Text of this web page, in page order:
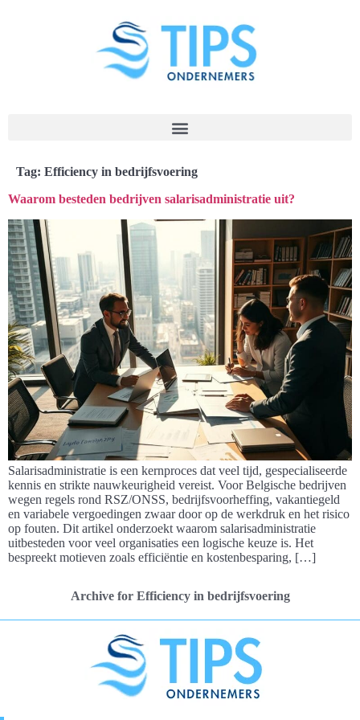
Tag: Efficiency in bedrijfsvoering
Waarom besteden bedrijven salarisadministratie uit?
Salarisadministratie is een kernproces dat veel tijd, gespecialiseerde
kennis en strikte nauwkeurigheid vereist. Voor Belgische bedrijven
wegen regels rond RSZ/ONSS, bedrijfsvoorheffing, vakantiegeld
en variabele vergoedingen zwaar door op de werkdruk en het risico
op fouten. Dit artikel onderzoekt waarom salarisadministratie
uitbesteden voor veel organisaties een logische keuze is. Het
bespreekt motieven zoals efficiëntie en kostenbesparing, […]
Archive for Efficiency in bedrijfsvoering